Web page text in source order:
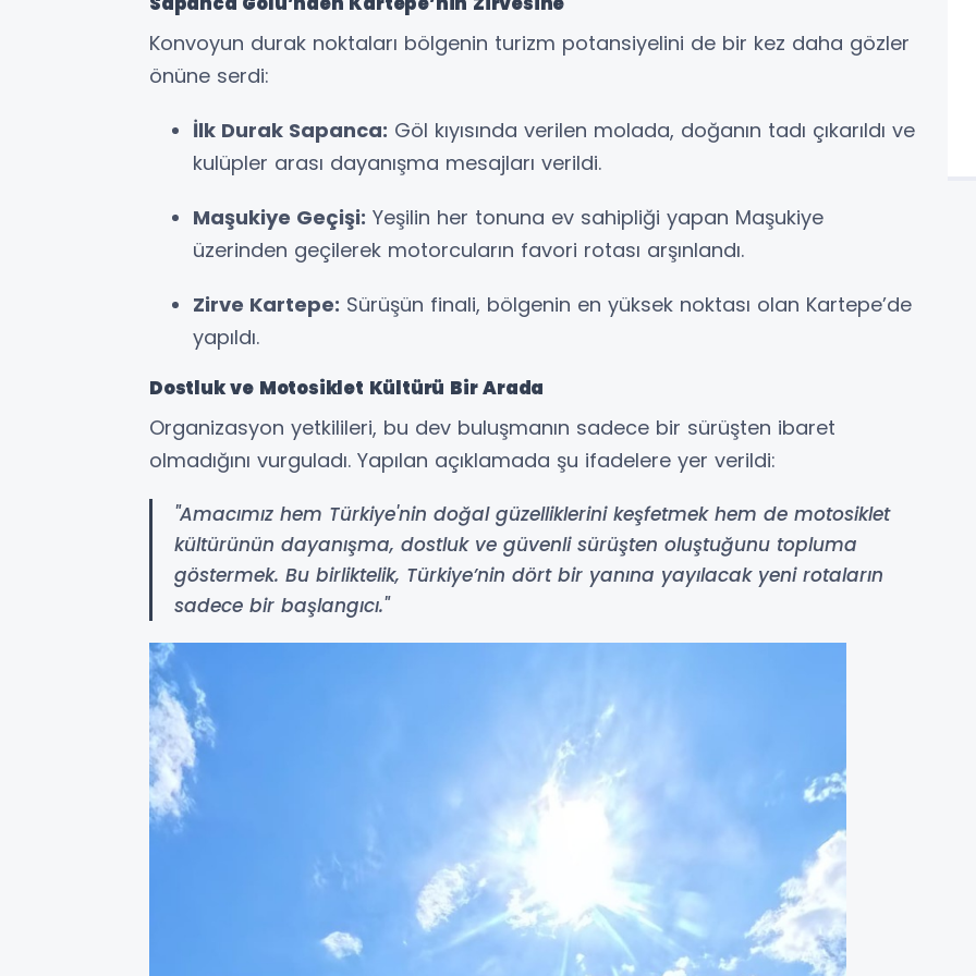
Konvoyun durak noktaları bölgenin turizm potansiyelini de bir kez daha gözler
önüne serdi:
İlk Durak Sapanca: Göl kıyısında verilen molada, doğanın tadı çıkarıldı ve
kulüpler arası dayanışma mesajları verildi.
Maşukiye Geçişi: Yeşilin her tonuna ev sahipliği yapan Maşukiye
üzerinden geçilerek motorcuların favori rotası arşınlandı.
Zirve Kartepe: Sürüşün finali, bölgenin en yüksek noktası olan Kartepe’de
yapıldı.
Dostluk ve Motosiklet Kültürü Bir Arada
Organizasyon yetkilileri, bu dev buluşmanın sadece bir sürüşten ibaret
olmadığını vurguladı. Yapılan açıklamada şu ifadelere yer verildi:
"Amacımız hem Türkiye'nin doğal güzelliklerini keşfetmek hem de motosiklet
kültürünün dayanışma, dostluk ve güvenli sürüşten oluştuğunu topluma
göstermek. Bu birliktelik, Türkiye’nin dört bir yanına yayılacak yeni rotaların
sadece bir başlangıcı."